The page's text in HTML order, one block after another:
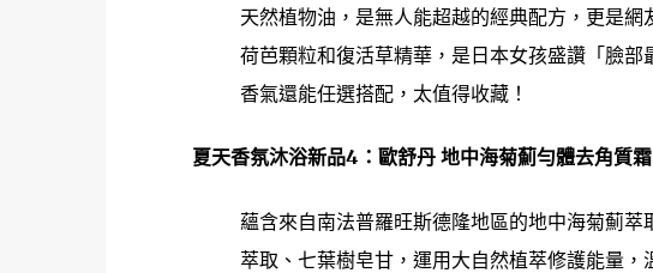
天然植物油，是無人能超越的經典配方，更是
荷芭顆粒和復活草精華，是日本女孩盛讚「臉
香氣還能任選搭配，太值得收藏！
夏天香氛沐浴新品4：歐舒丹 地中海菊薊勻體去角
蘊含來自南法普羅旺斯德隆地區的地中海菊薊
萃取、七葉樹皂甘，運用大自然植萃修護能量